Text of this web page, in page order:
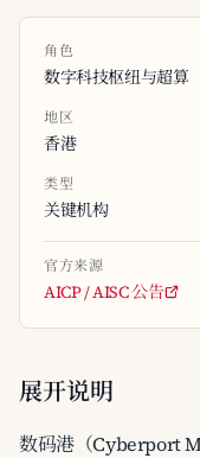
角色
数字科技枢纽与超算
地区
香港
类型
关键机构
官方来源
AICP / AISC 公告
展开说明
数码港（Cyberport